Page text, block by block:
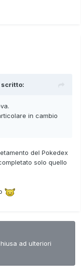
scritto:
in cambio
del Pokedex
solo quello
ad ulteriori